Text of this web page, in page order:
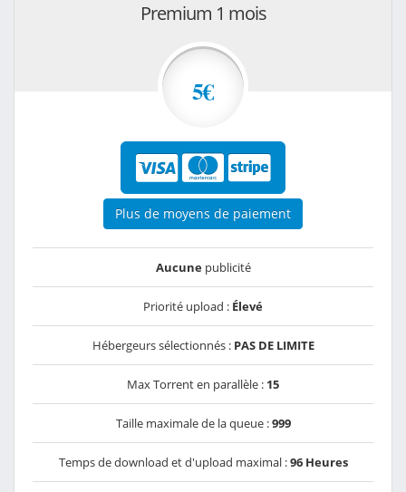
Premium 1 mois
5€
Plus de moyens de paiement
Aucunepublicité
Priorité upload : Élevé
Hébergeurs sélectionnés : PAS DE LIMITE
Max Torrent en parallèle : 15
Taille maximale de la queue :999
Temps de download et d'upload maximal :96 Heures